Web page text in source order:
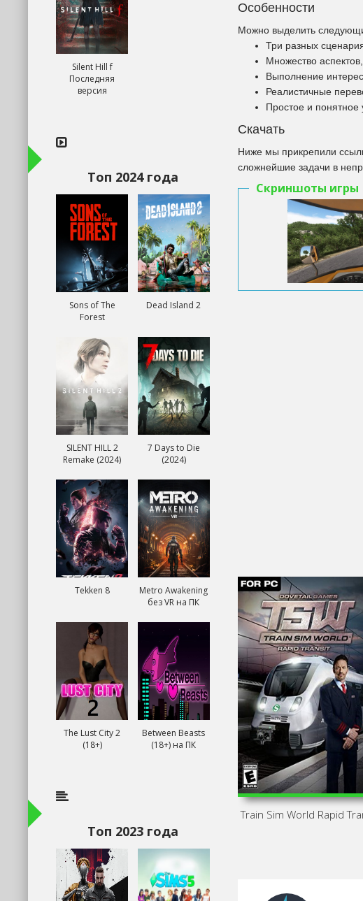
Особенности
Можно выделить
Три разных
Множество
Выполнение
Реалистичные
Простое и понятное
Скачать
Ниже мы прикрепили
сложнейшие задачи в
Скриншоты игры
Train Sim World Rapid
Silent Hill f
Последняя
версия
Топ 2024 года
Sons of The
Forest
Dead Island 2
SILENT HILL 2
Remake (2024)
7 Days to Die
(2024)
Tekken 8
Metro Awakening
без VR на ПК
The Lust City 2
(18+)
Between Beasts
(18+) на ПК
Топ 2023 года